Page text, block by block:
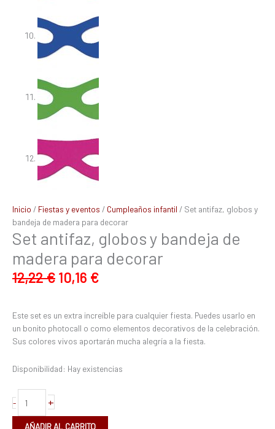
Inicio / Fiestas y eventos / Cumpleaños infantil / Set antifaz, globos y
bandeja de madera para decorar
Set antifaz, globos y bandeja de
madera para decorar
12,22€ 10,16 €
Este set es un extra increíble para cualquier fiesta. Puedes usarlo en
un bonito photocall o como elementos decorativos de la celebración.
Sus colores vivos aportarán mucha alegría a la fiesta.
Disponibilidad: Hay existencias
- +
AÑADIR AL CARRITO